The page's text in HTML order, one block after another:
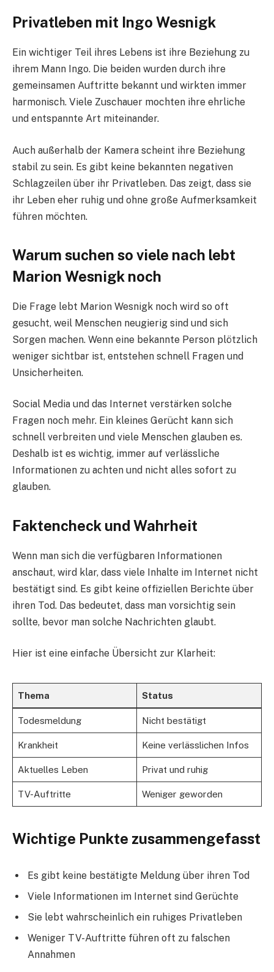
Privatleben mit Ingo Wesnigk
Ein wichtiger Teil ihres Lebens ist ihre Beziehung zu
ihrem Mann Ingo. Die beiden wurden durch ihre
gemeinsamen Auftritte bekannt und wirkten immer
harmonisch. Viele Zuschauer mochten ihre ehrliche
und entspannte Art miteinander.
Auch außerhalb der Kamera scheint ihre Beziehung
stabil zu sein. Es gibt keine bekannten negativen
Schlagzeilen über ihr Privatleben. Das zeigt, dass sie
ihr Leben eher ruhig und ohne große Aufmerksamkeit
führen möchten.
Warum suchen so viele nach lebt
Marion Wesnigk noch
Die Frage lebt Marion Wesnigk noch wird so oft
gesucht, weil Menschen neugierig sind und sich
Sorgen machen. Wenn eine bekannte Person plötzlich
weniger sichtbar ist, entstehen schnell Fragen und
Unsicherheiten.
Social Media und das Internet verstärken solche
Fragen noch mehr. Ein kleines Gerücht kann sich
schnell verbreiten und viele Menschen glauben es.
Deshalb ist es wichtig, immer auf verlässliche
Informationen zu achten und nicht alles sofort zu
glauben.
Faktencheck und Wahrheit
Wenn man sich die verfügbaren Informationen
anschaut, wird klar, dass viele Inhalte im Internet nicht
bestätigt sind. Es gibt keine offiziellen Berichte über
ihren Tod. Das bedeutet, dass man vorsichtig sein
sollte, bevor man solche Nachrichten glaubt.
Hier ist eine einfache Übersicht zur Klarheit:
Thema Status
Todesmeldung Nicht bestätigt
Krankheit Keine verlässlichen Infos
Aktuelles Leben Privat und ruhig
TV-Auftritte Weniger geworden
Wichtige Punkte zusammengefasst
Es gibt keine bestätigte Meldung über ihren Tod
Viele Informationen im Internet sind Gerüchte
Sie lebt wahrscheinlich ein ruhiges Privatleben
Weniger TV-Auftritte führen oft zu falschen
Annahmen